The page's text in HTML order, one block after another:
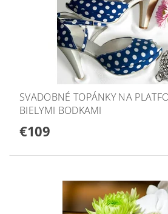
SVADOBNÉ TOPÁNKY NA
BIELYMI BODKAMI
€109